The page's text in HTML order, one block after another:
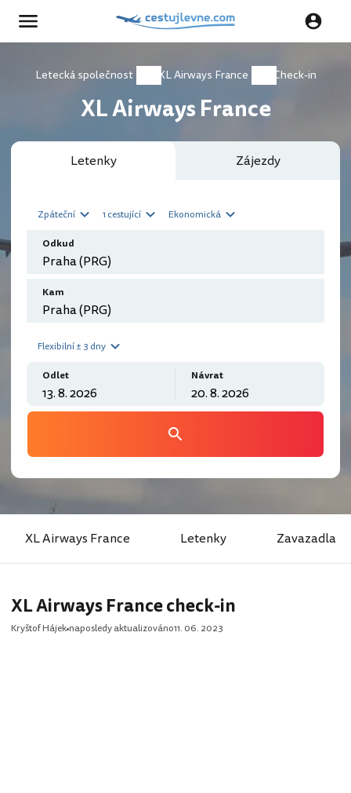
Letecká společnost XL Airways France Check-in
XL Airways France
Letenky Zájezdy
Zpáteční 1 cestující Ekonomická
Odkud
Kam
Flexibilní ± 3 dny
Odlet Návrat
XL Airways France Letenky Zavazadla
XL Airways France check-in
Kryštof Hájek naposledy aktualizováno11. 06. 2023